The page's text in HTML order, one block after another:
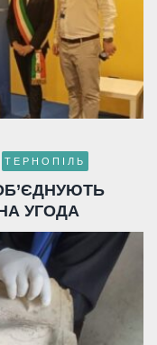
ТЕРНОПІЛЬ
УГОДА